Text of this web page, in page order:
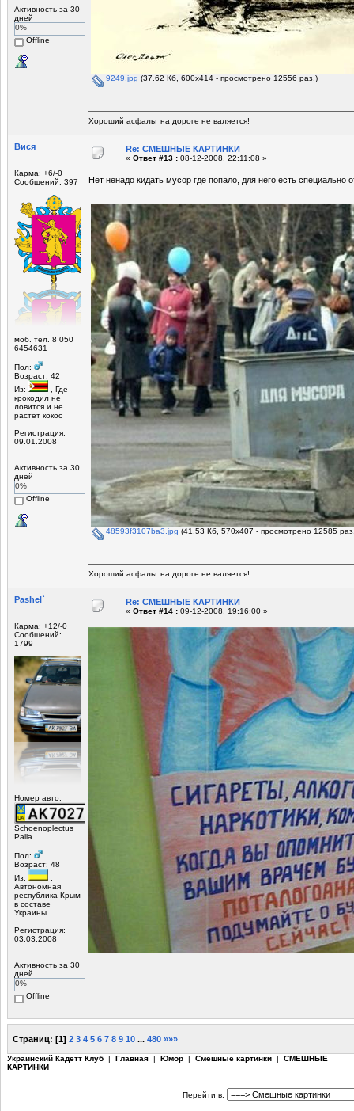
Активность за 30
дней
0%
Offline
9249.jpg (37.62 Кб, 600x414 - просмотрено 12556 раз.)
Хороший асфальт на дороге не валяется!
Вися
Карма: +6/-0
Сообщений: 397
моб. тел. 8 050
6454631
Пол:
Возраст: 42
Из:
, Где
крокодил не
ловится и не
растет кокос
Регистрация:
09.01.2008
Активность за 30
дней
0%
Offline
Re: СМЕШНЫЕ КАРТИНКИ
« Ответ #13 : 08-12-2008, 22:11:08 »
Нет ненадо кидать мусор где попало, для него есть специально
48593f3107ba3.jpg (41.53 Кб, 570x407 - просмотрено 12585
Хороший асфальт на дороге не валяется!
Pashel`
Карма: +12/-0
Сообщений:
1799
Номер авто:
Schoenoplectus
Palla
Пол:
Возраст: 48
Из:
,
Автономная
республика Крым
в составе
Украины
Регистрация:
03.03.2008
Активность за 30
дней
0%
Offline
Re: СМЕШНЫЕ КАРТИНКИ
« Ответ #14 : 09-12-2008, 19:16:00 »
Страниц: [1] 2 3 4 5 6 7 8 9 10 ... 480 »»»
Украинский Кадетт Клуб | Главная | Юмор | Смешные картинки | СМЕШНЫЕ
КАРТИНКИ
Перейти в: